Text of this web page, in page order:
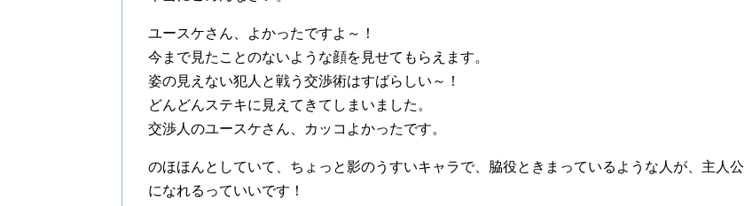
ユースケさん、よかったですよ～！
今まで見たことのないような顔を見せてもらえます。
姿の見えない犯人と戦う交渉術はすばらしい～！
どんどんステキに見えてきてしまいました。
交渉人のユースケさん、カッコよかったです。
のほほんとしていて、ちょっと影のうすいキャラで、脇役ときまっているような人が、主人公
になれるっていいです！